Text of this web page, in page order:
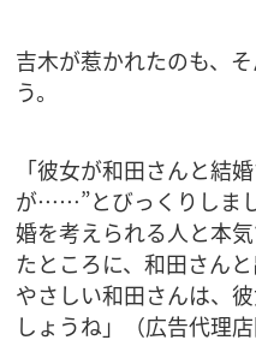
吉木が惹かれたのも、
う。
「彼女が和田さんと結
が……”とびっくりしま
婚を考えられる人と本
たところに、和田さん
やさしい和田さんは、
しょうね」（広告代理店